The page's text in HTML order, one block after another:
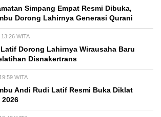
Simpang Empat Resmi Dibuka,
Dorong Lahirnya Generasi Qurani
WITA
Dorong Lahirnya Wirausaha Baru
Disnakertrans
WITA
Andi Rudi Latif Resmi Buka Diklat